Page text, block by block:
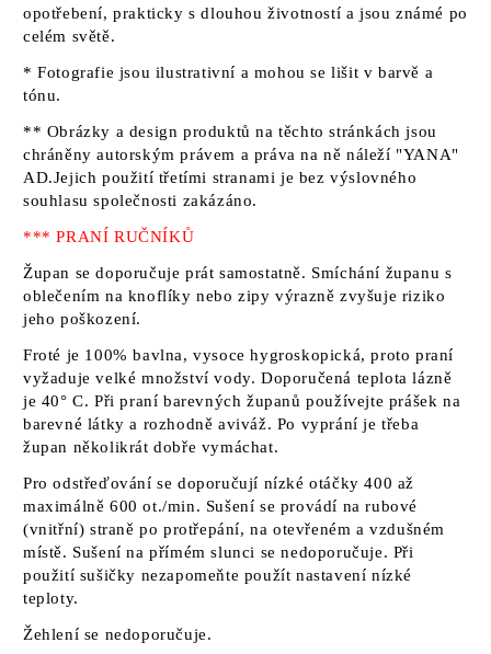
opotřebení, prakticky s dlouhou životností a jsou známé po
celém světě.
* Fotografie jsou ilustrativní a mohou se lišit v barvě a
tónu.
** Obrázky a design produktů na těchto stránkách jsou
chráněny autorským právem a práva na ně náleží "YANA"
AD.Jejich použití třetími stranami je bez výslovného
souhlasu společnosti zakázáno.
*** PRANÍ RUČNÍKŮ
Župan se doporučuje prát samostatně. Smíchání županu s
oblečením na knoflíky nebo zipy výrazně zvyšuje riziko
jeho poškození.
Froté je 100% bavlna, vysoce hygroskopická, proto praní
vyžaduje velké množství vody. Doporučená teplota lázně
je 40° C. Při praní barevných županů používejte prášek na
barevné látky a rozhodně aviváž. Po vyprání je třeba
župan několikrát dobře vymáchat.
Pro odstřeďování se doporučují nízké otáčky 400 až
maximálně 600 ot./min. Sušení se provádí na rubové
(vnitřní) straně po protřepání, na otevřeném a vzdušném
místě. Sušení na přímém slunci se nedoporučuje. Při
použití sušičky nezapomeňte použít nastavení nízké
teploty.
Žehlení se nedoporučuje.